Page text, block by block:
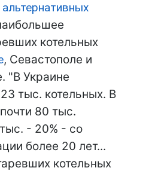
котельных
, Севастополе и
"В Украине
тыс. котельных. В
80 тыс.
- 20% - со
более 20 лет...
котельных